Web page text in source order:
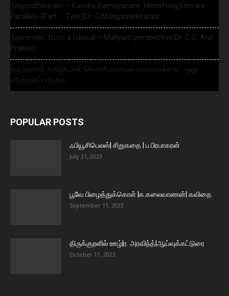
Silappathikaram – Kamba Ramayanam: Identifying Literary
Parallels (Part – Two)|Dr. G.Mangaiyarkkarasi
‘Surrender’ from a biblical – Maliyam perspective|Dr. C.S. Arul
Prakash
எழுத்தாளர் கவிஜியின் ‘கௌசிகாவைக் காணவில்லை’ -ஒரு
விமர்சனப்பார்வை
POPULAR POSTS
ஃபியூசிபெலஸ்| சிறுகதை | ப.பிரபாகரன்
July 31, 2023
பூவே பிழைத்துக்கொள் |க.கலைவாணன்| கவிதை
September 11, 2023
திருக்குறளில் ஊழ்|ர. அரவிந்த்|ஆய்வுக்கட்டுரை
October 11, 2023